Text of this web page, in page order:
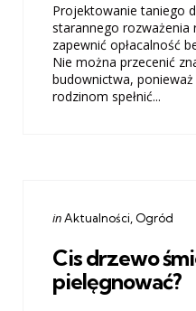
Projektowanie taniego
starannego rozważenia
zapewnić opłacalność
Nie można przecenić
budownictwa,
rodzinom spełnić...
Categories
Posted
inAktualności Ogród
Cis drzewo
pielęgnować?